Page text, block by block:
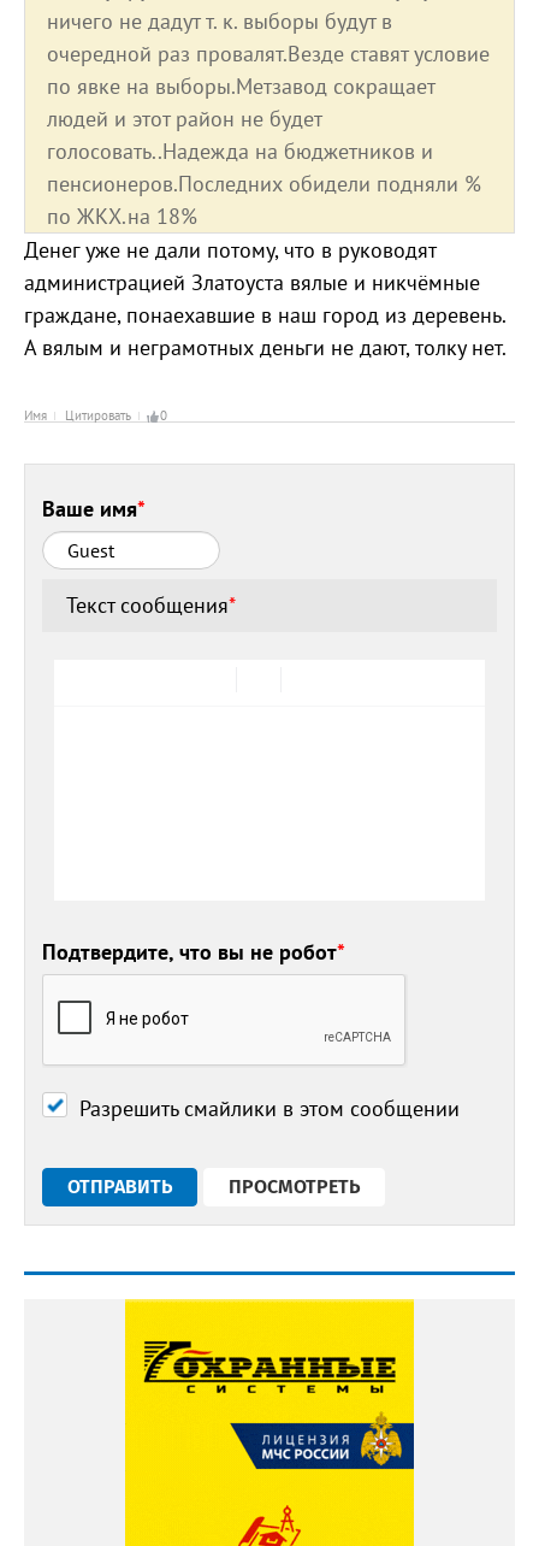
ничего не дадут т. к. выборы будут в
очередной раз провалят.Везде ставят условие
по явке на выборы.Метзавод сокращает
людей и этот район не будет
голосовать..Надежда на бюджетников и
пенсионеров.Последних обидели подняли %
по ЖКХ.на 18%
Денег уже не дали потому, что в руководят
администрацией Златоуста вялые и никчёмные
граждане, понаехавшие в наш город из деревень.
А вялым и неграмотных деньги не дают, толку нет.
Имя Цитировать 0
Ваше имя*
Текст сообщения*
Подтвердите, что вы не робот*
Разрешить смайлики в этом сообщении